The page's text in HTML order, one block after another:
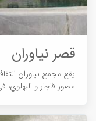
قصر نیاوران
يقع مجمع نياوران
عصور قاجار و البهلوي،